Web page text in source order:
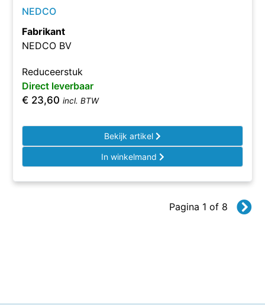
NEDCO
Fabrikant
NEDCO BV
Reduceerstuk
Direct leverbaar
€ 23,60 incl. BTW
Bekijk artikel
In winkelmand
Pagina 1 of 8